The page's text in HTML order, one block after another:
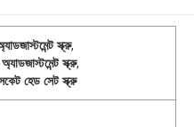
স্ক্রু,
স্ক্রু,
হেড সেট স্ক্রু